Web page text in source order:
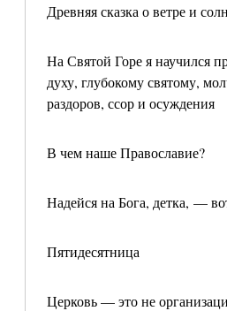
Древняя сказка о ветре и
На Святой Горе я научился
духу, глубокому святому,
раздоров, ссор и осуждения
В чем наше Православие?
Надейся на Бога, детка, —
Пятидесятница
Церковь — это не